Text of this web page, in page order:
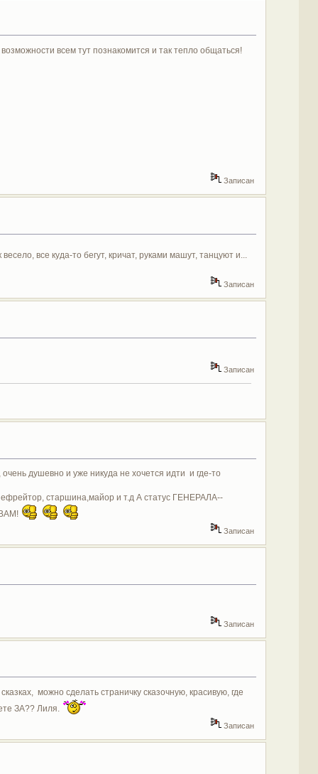
всем тут познакомится и так тепло общаться!
Записан
все куда-то бегут, кричат, руками машут, танцуют и...
Записан
Записан
душевно и уже никуда не хочется идти и где-то
ефрейтор, старшина,майор и т.д А статус ГЕНЕРАЛА--
Записан
Записан
можно сделать страничку сказочную, красивую, где
ЗА?? Лиля.
Записан